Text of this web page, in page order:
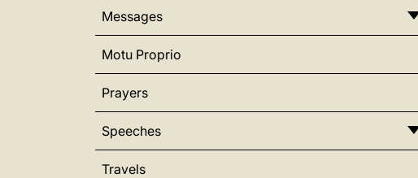
Messages
Motu Proprio
Prayers
Speeches
Travels